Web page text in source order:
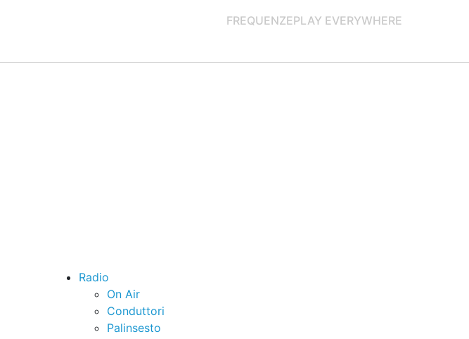
FREQUENZEPLAY EVERYWHERE
Radio
On Air
Conduttori
Palinsesto